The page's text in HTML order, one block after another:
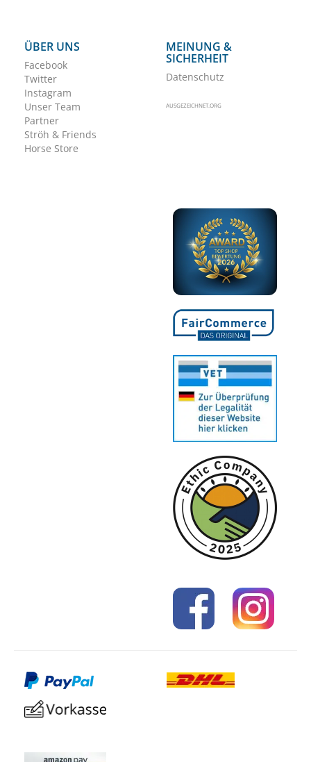
ÜBER UNS
Facebook
Twitter
Instagram
Unser Team
Partner
Ströh & Friends
Horse Store
MEINUNG &
SICHERHEIT
Datenschutz
AUSGEZEICHNET.ORG